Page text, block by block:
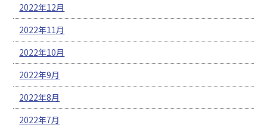
2022年12月
2022年11月
2022年10月
2022年9月
2022年8月
2022年7月